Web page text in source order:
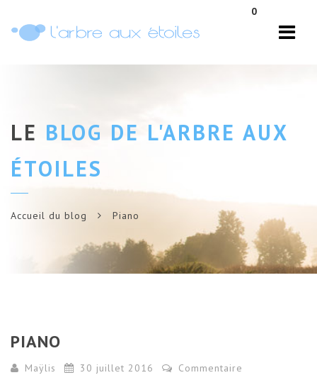
0
LE BLOG DE L'ARBRE AUX
ÉTOILES
Accueil du blog Piano
PIANO
Maÿlis 30 juillet 2016 Commentaire